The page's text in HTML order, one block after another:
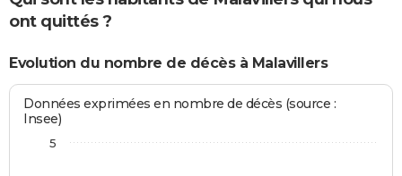
ont quittés ?
Evolution du nombre de décès à Malavillers
Données exprimées en nombre de décès (source :
Insee)
5